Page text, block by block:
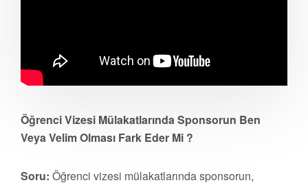
Öğrenci Vizesi Mülakatlarında Sponsorun Ben
Veya Velim Olması Fark Eder Mi ?
Soru: Öğrenci vizesi mülakatlarında sponsorun,